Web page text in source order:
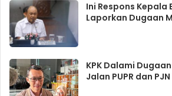
Ini Respons Kepala
Laporkan Dugaan
KPK Dalami
Jalan PUPR dan